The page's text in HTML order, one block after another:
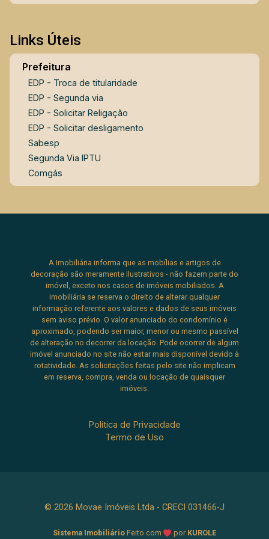
Links Úteis
Prefeitura
EDP - Troca de titularidade
EDP - Segunda via
EDP - Solicitar Religação
EDP - Solicitar desligamento
Sabesp
Segunda Via IPTU
Comgás
A Imobiliária informa que as mobílias e artigos de
decoração são meramente ilustrativos - não fazem parte do
imóvel, exceto nos casos de imóveis mobiliados. A
imobiliária se reserva o direito de alterar qualquer
informação referente aos valores e dados de seus imóveis
sem aviso prévio. O valor anunciado do condomínio é
aproximado, podendo ser maior, menor ou mesmo passível
de alteração no decorrer da locação. Pode ocorrer de algum
imóvel anunciado no site não estar mais disponível devido à
rotatividade. As solicitações feitas pelo site não implicam
em reserva, compra, venda ou locação de quaisquer
imóveis.
Política de Privacidade
Termo de Uso
© 2026 Movae Imóveis Ltda - CRECI 031466-J
Sistema Imobiliário Feito com por KUROLE